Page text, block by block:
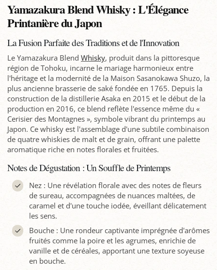
Yamazakura Blend Whisky : L'Élégance
Printanière du Japon
La Fusion Parfaite des Traditions et de l'Innovation
Le Yamazakura Blend Whisky, produit dans la pittoresque
région de Tohoku, incarne le mariage harmonieux entre
l'héritage et la modernité de la Maison Sasanokawa Shuzo, la
plus ancienne brasserie de saké fondée en 1765. Depuis la
construction de la distillerie Asaka en 2015 et le début de la
production en 2016, ce blend reflète l'essence même du «
Cerisier des Montagnes », symbole vibrant du printemps au
Japon. Ce whisky est l'assemblage d'une subtile combinaison
de quatre whiskies de malt et de grain, offrant une palette
aromatique riche en notes florales et fruitées.
Notes de Dégustation : Un Souffle de Printemps
Nez : Une révélation florale avec des notes de fleurs
de sureau, accompagnées de nuances maltées, de
caramel et d'une touche iodée, éveillant délicatement
les sens.
Bouche : Une rondeur captivante imprégnée d'arômes
fruités comme la poire et les agrumes, enrichie de
vanille et de céréales, apportant une texture soyeuse
en bouche.